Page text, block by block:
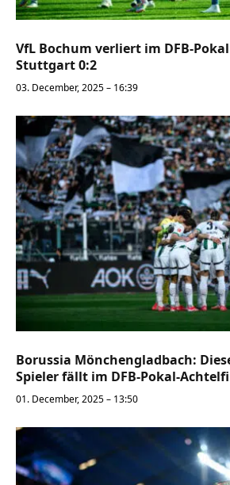
VfL Bochum verliert im DFB-
Stuttgart 0:2
03. December, 2025 – 16:39
Borussia Mönchengladbach:
Spieler fällt im DFB-Pokal-
01. December, 2025 – 13:50